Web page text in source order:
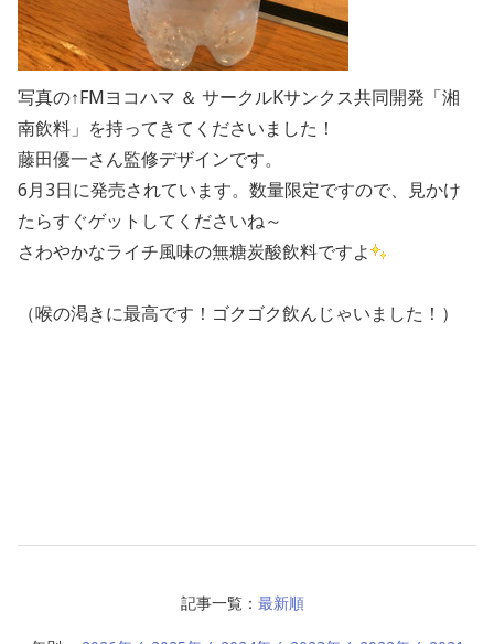
写真の↑FMヨコハマ ＆ サークルKサンクス共同開発「湘
南飲料」を持ってきてくださいました！
藤田優一さん監修デザインです。
6月3日に発売されています。数量限定ですので、見かけ
たらすぐゲットしてくださいね～
さわやかなライチ風味の無糖炭酸飲料ですよ
（喉の渇きに最高です！ゴクゴク飲んじゃいました！）
記事一覧： 最新順